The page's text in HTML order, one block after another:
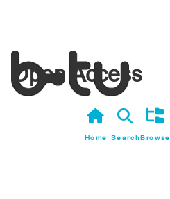
Open Access
Home SearchBrowse